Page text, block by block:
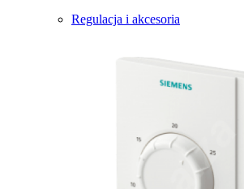
Regulacja i akcesoria